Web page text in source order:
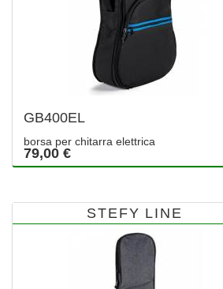
GB400EL
borsa per chitarra elettrica
79,00 €
STEFY LINE